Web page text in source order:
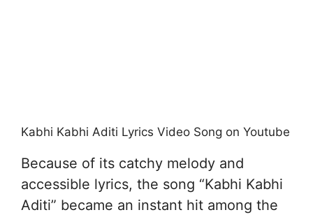
Kabhi Kabhi Aditi Lyrics Video Song on Youtube
Because of its catchy melody and
accessible lyrics, the song “Kabhi Kabhi
Aditi” became an instant hit among the